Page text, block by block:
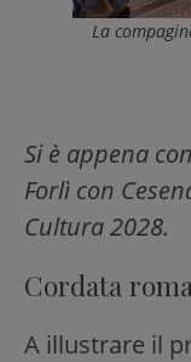
La
Si è appena
Forlì con
Cultura 2028.
Cordata
A illustrare il